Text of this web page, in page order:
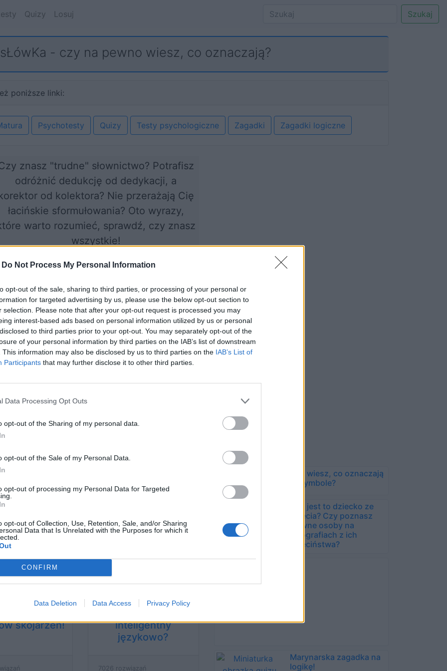
Do Not Process My Personal Information
opt-out of the sale, sharing to third parties, or processing of your personal or
for targeted advertising by us, please use the below opt-out section to
selection. Please note that after your opt-out request is processed you may
interest-based ads based on personal information utilized by us or personal
to third parties prior to your opt-out. You may separately opt-out of the
of your personal information by third parties on the IAB’s list of downstream
This information may also be disclosed by us to third parties on the IAB’s List of
Participants that may further disclose it to other third parties.
Data Processing Opt Outs
opt-out of the Sharing of my personal data.
opt-out of the Sale of my Personal Data.
opt-out of processing my Personal Data for Targeted
opt-out of Collection, Use, Retention, Sale, and/or Sharing
Data that Is Unrelated with the Purposes for which it
CONFIRM
Data Deletion Data Access Privacy Policy
Quizy Losuj Szukaj
- czy na pewno wiesz, co oznaczają?
poniższe linki:
Psychotesty Quizy Testy psychologiczne Zagadki Zagadki logiczne
znasz "trudne" słownictwo? Potrafisz
odróżnić dedukcję od dedykacji, a
od kolektora? Nie przerażają Cię
łacińskie sformułowania? Oto wyrazy,
warto rozumieć, sprawdź, czy znasz
wszystkie!
quiz
zagadek
formę!
sprawdź, czy je
skojarzeń
języka polskiego?
skojarzeń!
inteligentny
językowo?
7026 rozwiązań
Czy wiesz, co oznaczają
te symbole?
Kim jest to dziecko ze
zdjęcia? Czy poznasz
sławne osoby na
fotografiach z ich
dzieciństwa?
Marynarska zagadka na
logikę!